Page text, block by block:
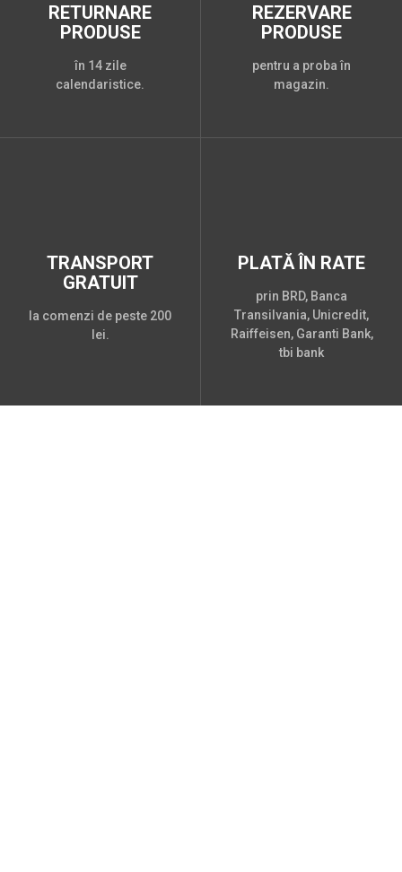
RETURNARE
PRODUSE
în 14 zile
calendaristice.
REZERVARE
PRODUSE
pentru a proba în
magazin.
TRANSPORT
GRATUIT
la comenzi de peste 200
lei.
PLATĂ ÎN RATE
prin BRD, Banca
Transilvania, Unicredit,
Raiffeisen, Garanti Bank,
tbi bank